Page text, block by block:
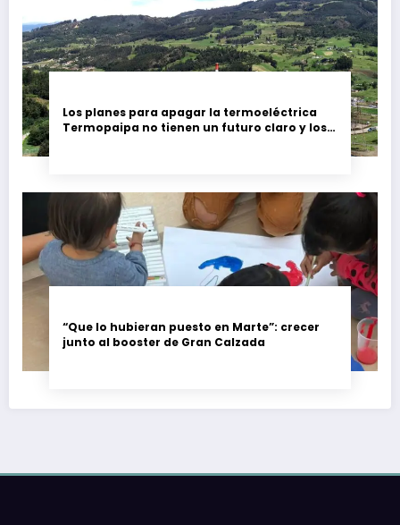
Los planes para apagar la termoeléctrica
Termopaipa no tienen un futuro claro y los
“Que lo hubieran puesto en Marte”: crecer
junto al booster de Gran Calzada